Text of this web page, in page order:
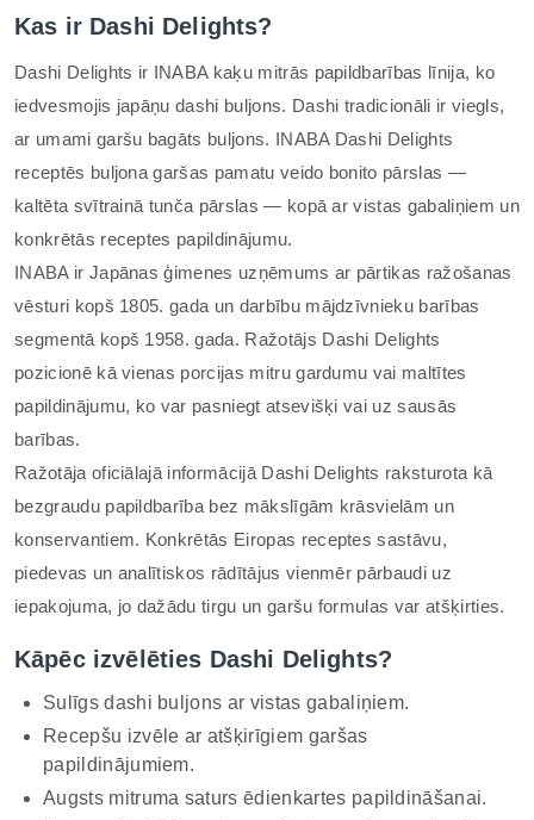
Kas ir Dashi Delights?
Dashi Delights ir INABA kaķu mitrās papildbarības līnija, ko
iedvesmojis japāņu dashi buljons. Dashi tradicionāli ir viegls,
ar umami garšu bagāts buljons. INABA Dashi Delights
receptēs buljona garšas pamatu veido bonito pārslas —
kaltēta svītrainā tunča pārslas — kopā ar vistas gabaliņiem un
konkrētās receptes papildinājumu.
INABA ir Japānas ģimenes uzņēmums ar pārtikas ražošanas
vēsturi kopš 1805. gada un darbību mājdzīvnieku barības
segmentā kopš 1958. gada. Ražotājs Dashi Delights
pozicionē kā vienas porcijas mitru gardumu vai maltītes
papildinājumu, ko var pasniegt atsevišķi vai uz sausās
barības.
Ražotāja oficiālajā informācijā Dashi Delights raksturota kā
bezgraudu papildbarība bez mākslīgām krāsvielām un
konservantiem. Konkrētās Eiropas receptes sastāvu,
piedevas un analītiskos rādītājus vienmēr pārbaudi uz
iepakojuma, jo dažādu tirgu un garšu formulas var atšķirties.
Kāpēc izvēlēties Dashi Delights?
Sulīgs dashi buljons ar vistas gabaliņiem.
Recepšu izvēle ar atšķirīgiem garšas
papildinājumiem.
Augsts mitruma saturs ēdienkartes papildināšanai.